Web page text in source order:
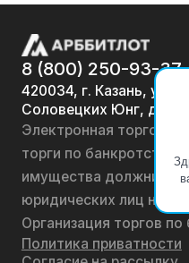
8 (800) 250-93-37
420034, г. Казань, ул.
Соловецких Юнг, д. 7
Электронная
торги по банкротству,
имущества должников
юридических лиц на
Организация торгов по
Политика приватности